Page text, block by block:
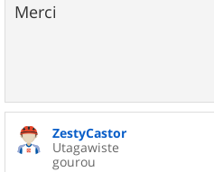
Merci
ZestyCastor
Utagawiste
gourou